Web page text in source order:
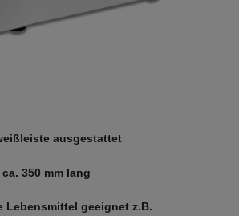
ausgestattet
350 mm lang
Lebensmittel geeignet z.B.